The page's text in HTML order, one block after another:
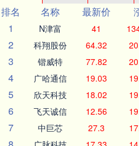
排名
名称 最新价
1
N津富 41
2 科翔股份 64.32
3 锴威特 77.82
4 广哈通信 19.03
5 欣天科技 18.02
6 飞天诚信 12.56
7 中巨芯 27.3